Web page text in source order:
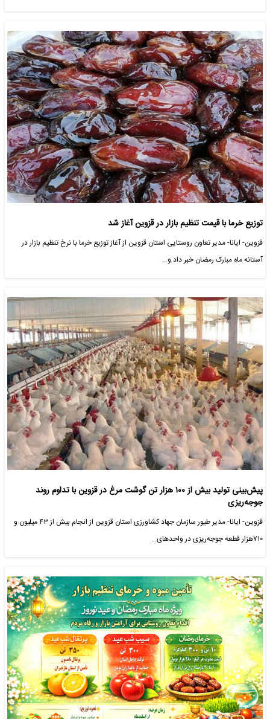
توزیع خرما با قیمت تنظیم بازار در قزوین آغاز شد
قزوین- ایانا- مدیر تعاون روستایی استان قزوین از آغاز توزیع خرما با نرخ تنظیم بازار در
آستانه ماه مبارک رمضان خبر داد و…
پیش‌بینی تولید بیش از ۱۰۰ هزار تن گوشت مرغ در قزوین با تداوم روند
جوجه‌ریزی
قزوین- ایانا- مدیر طیور سازمان جهاد کشاورزی استان قزوین از انجام بیش از ۴۳ میلیون و
۷۱۰هزار قطعه جوجه‌ریزی در واحدهای…